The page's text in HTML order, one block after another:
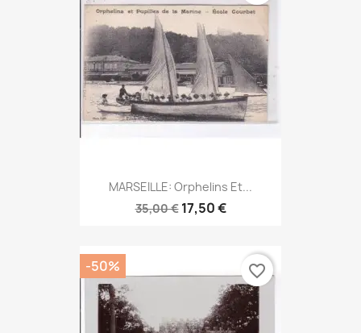
MARSEILLE: Orphelins Et...
35,00 € 17,50 €
-50% favorite_border